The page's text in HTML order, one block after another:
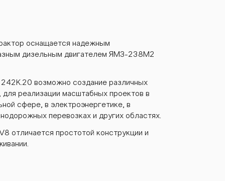
оснащается надежным
дизельным двигателем ЯМЗ-238М2
возможно создание различных
реализации масштабных проектов в
сфере, в электроэнергетике, в
перевозках и других областях.
отличается простотой конструкции и